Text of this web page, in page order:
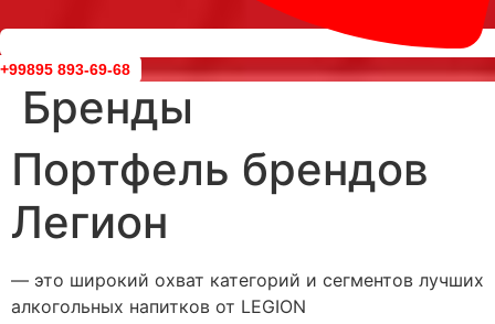
+99895 893-69-68
Бренды
Портфель брендов
Легион
— это широкий охват категорий и сегментов лучших
алкогольных напитков от LEGION